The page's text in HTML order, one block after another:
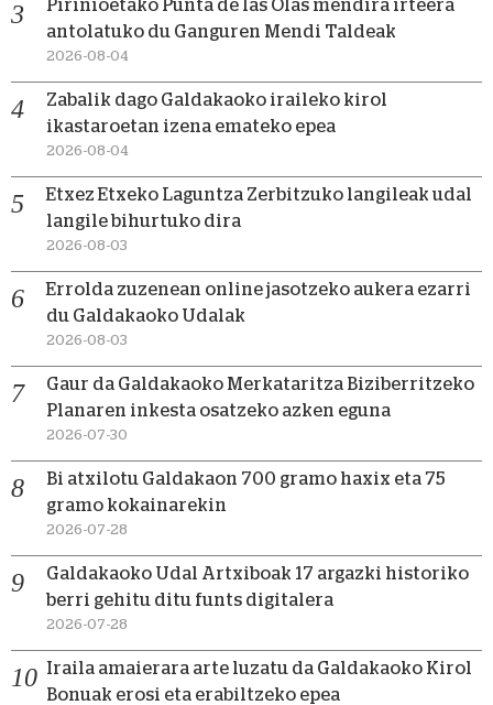
Pirinioetako Punta de las Olas mendira irteera
antolatuko du Ganguren Mendi Taldeak
2026-08-04
Zabalik dago Galdakaoko iraileko kirol
ikastaroetan izena emateko epea
2026-08-04
Etxez Etxeko Laguntza Zerbitzuko langileak udal
langile bihurtuko dira
2026-08-03
Errolda zuzenean online jasotzeko aukera ezarri
du Galdakaoko Udalak
2026-08-03
Gaur da Galdakaoko Merkataritza Biziberritzeko
Planaren inkesta osatzeko azken eguna
2026-07-30
Bi atxilotu Galdakaon 700 gramo haxix eta 75
gramo kokainarekin
2026-07-28
Galdakaoko Udal Artxiboak 17 argazki historiko
berri gehitu ditu funts digitalera
2026-07-28
Iraila amaierara arte luzatu da Galdakaoko Kirol
Bonuak erosi eta erabiltzeko epea